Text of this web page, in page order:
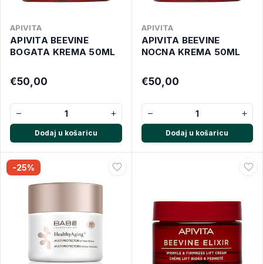
APIVITA
APIVITA BEEVINE
BOGATA KREMA 50ML
€50,00
− +
Dodaj u košaricu
APIVITA
APIVITA BEEVINE
NOCNA KREMA 50ML
€50,00
− +
Dodaj u košaricu
-25%